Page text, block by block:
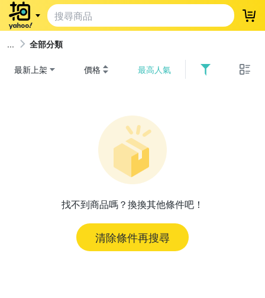
登
全部分類
最新上架 價格 最高人氣
找不到商品嗎？換換其他條件吧！
清除條件再搜尋